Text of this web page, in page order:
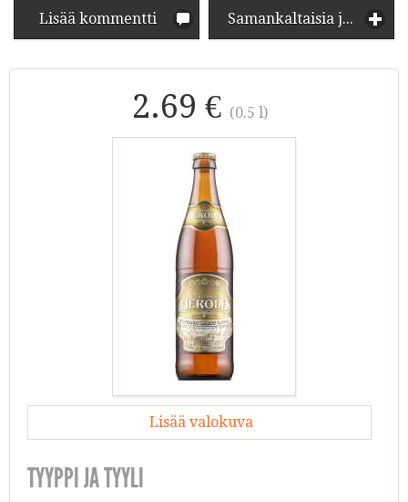
Lisää kommentti Samankaltaisia juomia
2.69 € (0.5 l)
Lisää valokuva
TYYPPI JA TYYLI